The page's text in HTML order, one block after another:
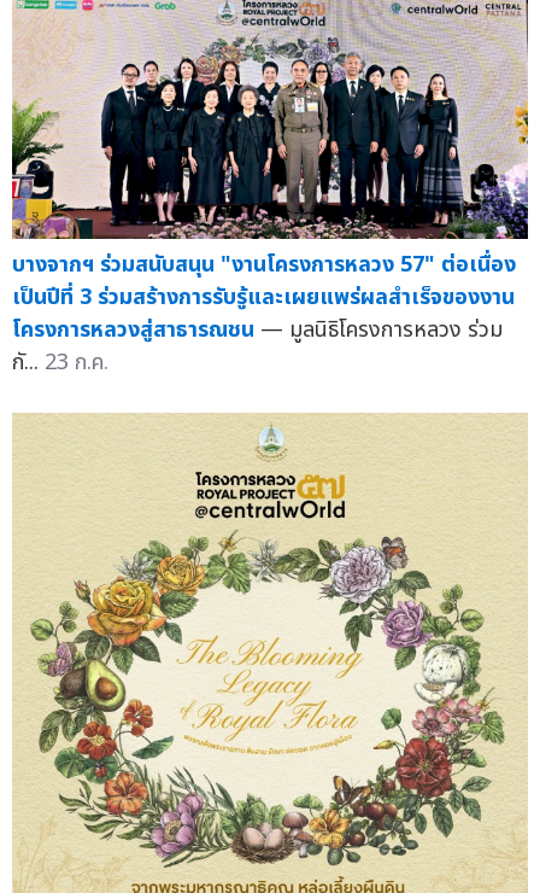
บางจากฯ ร่วมสนับสนุน "งานโครงการหลวง 57" ต่อเนื่อง
เป็นปีที่ 3 ร่วมสร้างการรับรู้และเผยแพร่ผลสำเร็จของงาน
โครงการหลวงสู่สาธารณชน — มูลนิธิโครงการหลวง ร่วม
กั... 23 ก.ค.